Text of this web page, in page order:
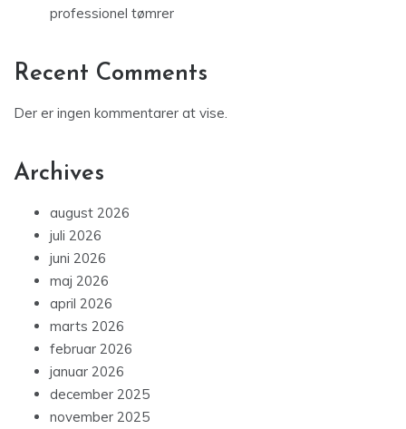
professionel tømrer
Recent Comments
Der er ingen kommentarer at vise.
Archives
august 2026
juli 2026
juni 2026
maj 2026
april 2026
marts 2026
februar 2026
januar 2026
december 2025
november 2025